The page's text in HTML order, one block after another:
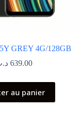
GREY 4G/128GB
639.00
au panier